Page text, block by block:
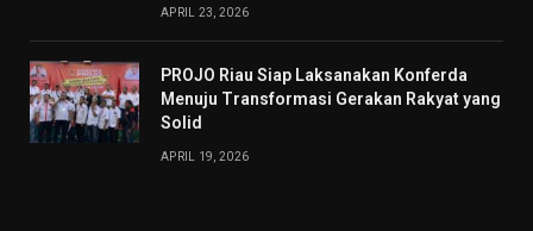
APRIL 23, 2026
PROJO Riau Siap Laksanakan Konferda
Menuju Transformasi Gerakan Rakyat yang
Solid
APRIL 19, 2026